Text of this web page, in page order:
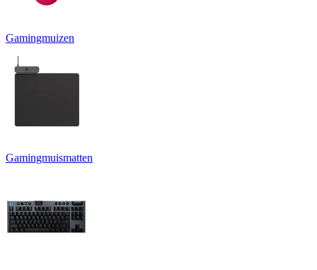
Gamingmuizen
Gamingmuismatten